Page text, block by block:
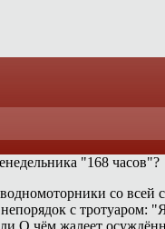
"168 часов"?
со
с тротуаром:
О чём жалеет